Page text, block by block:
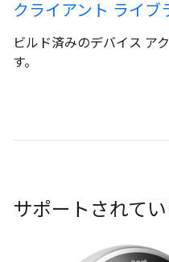
クライアント ライブ
ビルド済みのデバイス ア
す。
サポートされて